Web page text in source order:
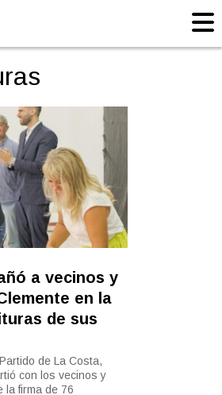
a vecinos y
en la
de sus
de La Costa,
con los vecinos y
la firma de 76